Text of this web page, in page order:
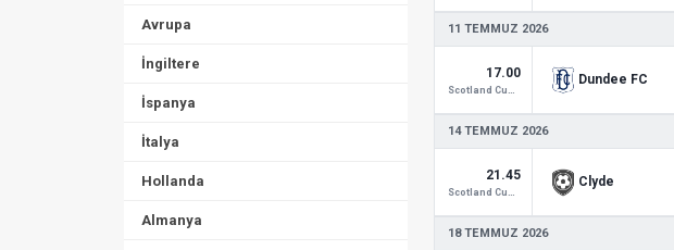
Avrupa
İngiltere
İspanya
İtalya
Hollanda
Almanya
11 TEMMUZ 2026
17.00 Dundee FC
14 TEMMUZ 2026
21.45 Clyde
18 TEMMUZ 2026